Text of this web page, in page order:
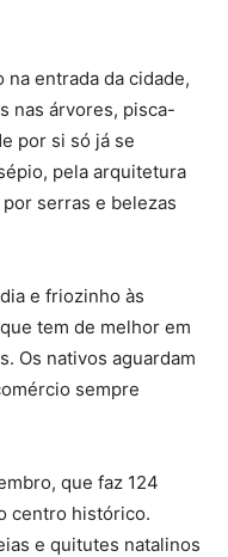
na entrada da cidade,
nas árvores, pisca-
por si só já se
pela arquitetura
serras e belezas
e friozinho às
tem de melhor em
Os nativos aguardam
sempre
que faz 124
centro histórico.
e quitutes natalinos